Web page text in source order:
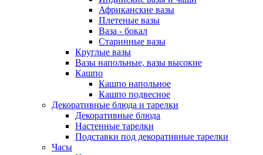
Африканские вазы
Плетеные вазы
Ваза - бокал
Старинные вазы
Круглые вазы
Вазы напольные, вазы высокие
Кашпо
Кашпо напольное
Кашпо подвесное
Декоративные блюда и тарелки
Декоративные блюда
Настенные тарелки
Подставки под декоративные тарелки
Часы